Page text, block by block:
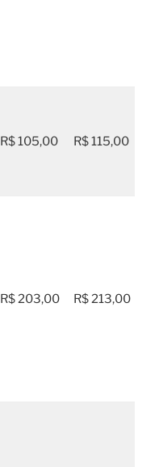
R$ 105,00 R$ 115,00
R$ 203,00 R$ 213,00